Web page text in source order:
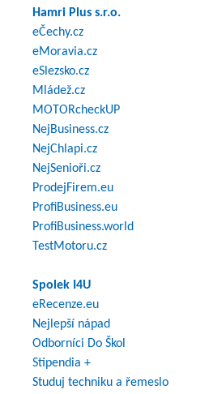
Hamri Plus s.r.o.
eČechy.cz
eMoravia.cz
eSlezsko.cz
Mládež.cz
MOTORcheckUP
NejBusiness.cz
NejChlapi.cz
NejSenioři.cz
ProdejFirem.eu
ProfiBusiness.eu
ProfiBusiness.world
TestMotoru.cz
Spolek I4U
eRecenze.eu
Nejlepší nápad
Odborníci Do Škol
Stipendia +
Studuj techniku a řemeslo